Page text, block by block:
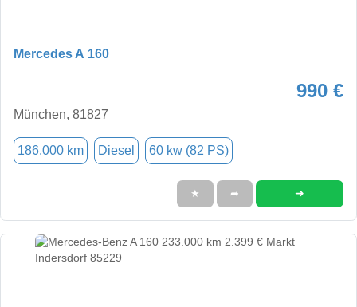
Mercedes A 160
990 €
München, 81827
186.000 km Diesel 60 kw (82 PS)
★ ➦ ➜